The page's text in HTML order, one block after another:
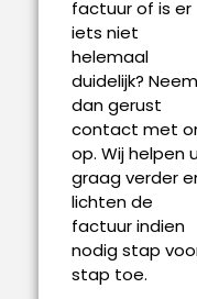
factuur of is er
iets niet
helemaal
duidelijk? Neem
dan gerust
contact met
op. Wij helpen
graag verder
lichten de
factuur indien
nodig stap
stap toe.